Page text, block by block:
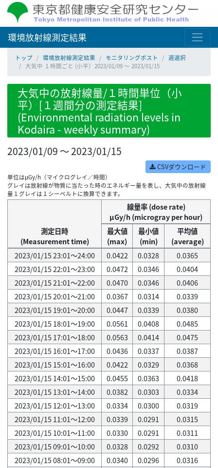
環境放射線測定結果
トップ 環境放射線測定結果 モニタリングポスト
週選択
大気中 １時間ごと (小平）2023/01/09 ～ 2023/01/15
大気中の放射線量/１時間単位（小
平）[１週間分の測定結果]
(Environmental radiation levels in
Kodaira - weekly summary)
2023/01/09 ～ 2023/01/15
CSVダウンロード
単位はμGy/h（マイクログレイ／時間）
グレイは放射線が物質に当たった時のエネルギー量を表し、大気中の放射線
量１グレイは１シーベルトに換算できます。
測定日時
(Measurement time)
線量率 (dose rate)
μGy/h (microgray per hour)
最大値
(max)
最小値
(min)
平均値
(average)
2023/01/15 23:01～24:00
0.0422 0.0328
0.0365
2023/01/15 22:01～23:00
0.0472 0.0346
0.0404
2023/01/15 21:01～22:00
0.0470 0.0346
0.0406
2023/01/15 20:01～21:00
0.0367 0.0314
0.0339
2023/01/15 19:01～20:00
0.0447 0.0339
0.0380
2023/01/15 18:01～19:00
0.0561 0.0408
0.0485
2023/01/15 17:01～18:00
0.0563 0.0414
0.0475
2023/01/15 16:01～17:00
0.0436 0.0337
0.0387
2023/01/15 15:01～16:00
0.0422 0.0329
0.0368
2023/01/15 14:01～15:00
0.0455 0.0363
0.0418
2023/01/15 13:01～14:00
0.0382 0.0303
0.0334
2023/01/15 12:01～13:00
0.0334 0.0300
0.0319
2023/01/15 11:01～12:00
0.0339 0.0291
0.0315
2023/01/15 10:01～11:00
0.0330 0.0291
0.0311
2023/01/15 09:01～10:00
0.0328 0.0292
0.0310
2023/01/15 08:01～09:00
0.0340 0.0296
0.0316